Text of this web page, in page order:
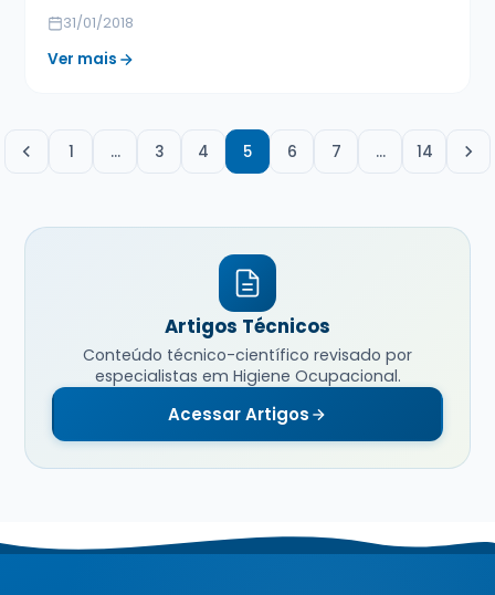
31/01/2018
Ver mais
1 … 3 4 5 6 7 … 14
Artigos Técnicos
Conteúdo técnico-científico revisado por
especialistas em Higiene Ocupacional.
Acessar Artigos